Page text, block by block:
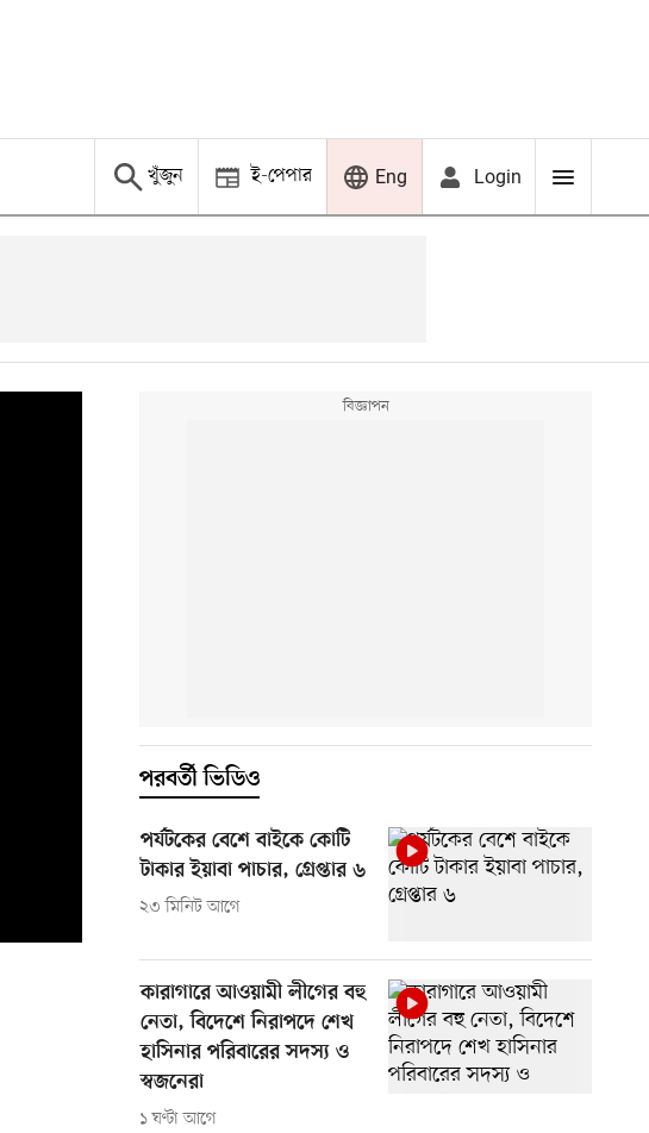
খুঁজুন ই-পেপার Eng Login
পরবর্তী ভিডিও
পর্যটকের বেশে বাইকে কোটি
টাকার ইয়াবা পাচার, গ্রেপ্তার ৬
২৩ মিনিট আগে
কারাগারে আওয়ামী লীগের বহু
নেতা, বিদেশে নিরাপদে শেখ
হাসিনার পরিবারের সদস্য ও
স্বজনেরা
১ ঘণ্টা আগে